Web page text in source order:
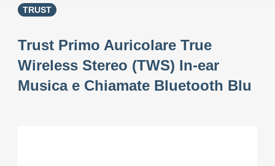
TRUST
Trust Primo Auricolare True
Wireless Stereo (TWS) In-ear
Musica e Chiamate Bluetooth Blu